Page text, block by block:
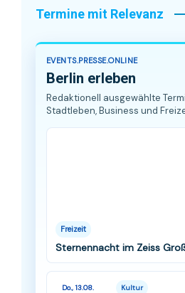
Termine mit Relevanz
EVENTS.PRESSE.ONLINE
Berlin erleben
Redaktionell ausgewählte
Stadtleben, Business und
Freizeit
Sternennacht im Zeiss
Do., 13.08. Kultur